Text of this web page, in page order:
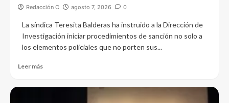
Redacción C agosto 7, 2026 0
La síndica Teresita Balderas ha instruido a la Dirección de
Investigación iniciar procedimientos de sanción no solo a
los elementos policiales que no porten sus...
Leer más